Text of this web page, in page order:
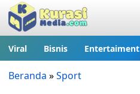
Viral Bisnis Entertaiment
Beranda »Sport